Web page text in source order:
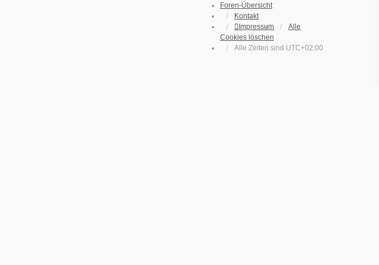
Foren-Übersicht
Kontakt
Impressum
Alle
Cookies löschen
Alle Zeiten sind UTC+02:00